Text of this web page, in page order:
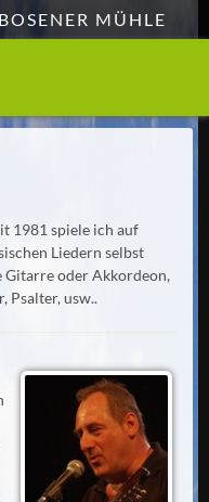
MÜHLE
1981 spiele ich auf
Liedern selbst
oder Akkordeon,
Psalter, usw..